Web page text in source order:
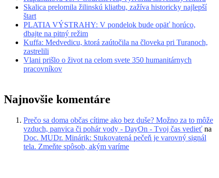
Skalica prelomila žilinskú kliatbu, zažíva historicky najlepší
štart
PLATIA VÝSTRAHY: V pondelok bude opäť horúco,
dbajte na pitný režim
Kuffa: Medvedicu, ktorá zaútočila na človeka pri Turanoch,
zastrelili
Vlani prišlo o život na celom svete 350 humanitárnych
pracovníkov
Najnovšie komentáre
Prečo sa doma občas cítime ako bez duše? Možno za to môže
vzduch, panvica či pohár vody - DayOn - Tvoj čas vedieť na
Doc. MUDr. Minárik: Stukovatená pečeň je varovný signál
tela. Zmeňte spôsob, akým varíme